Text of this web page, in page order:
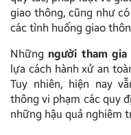
giao thông, cũng như
các tình huống giao
Những người tham
lựa cách hành xử an
Tuy nhiên, hiện nay
thông vi phạm các quy
những hậu quả nghiêm